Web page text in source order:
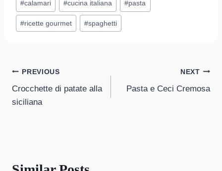
Tags:
#calamari #cucina italiana #pasta
#ricette gourmet #spaghetti
Post
navigation
PREVIOUS
Crocchette di patate alla
siciliana
NEXT
Pasta e Ceci Cremosa